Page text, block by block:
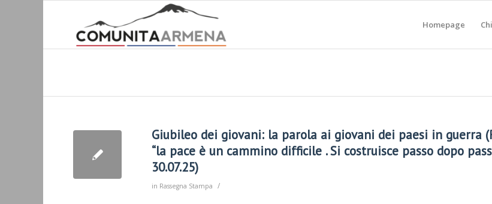
Homepage
Giubileo dei giovani: la parola ai giovani dei paesi in guerra
“la pace è un cammino difficile . Si costruisce passo dopo
30.07.25)
in Rassegna Stampa /